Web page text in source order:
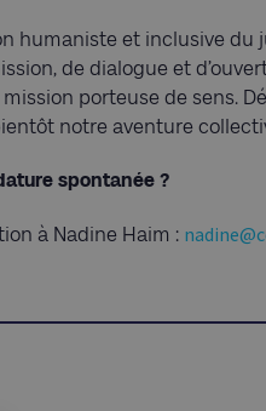
humaniste et inclusive
de dialogue et
porteuse de sens.
notre aventure
spontanée ?
à Nadine Haim :